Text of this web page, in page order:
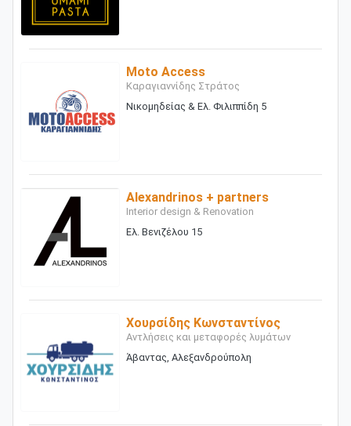
Moto Access
Καραγιαννίδης Στράτος
Νικομηδείας & Ελ. Φιλιππίδη 5
Alexandrinos + partners
Interior design & Renovation
Ελ. Βενιζέλου 15
Χουρσίδης Κωνσταντίνος
Αντλήσεις και μεταφορές λυμάτων
Άβαντας, Αλεξανδρούπολη